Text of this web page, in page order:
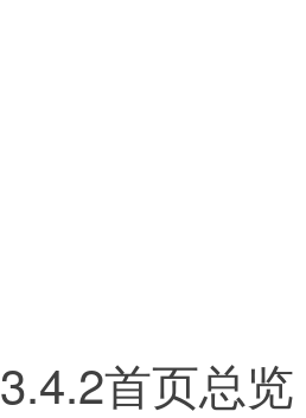
3.4.2首页总览